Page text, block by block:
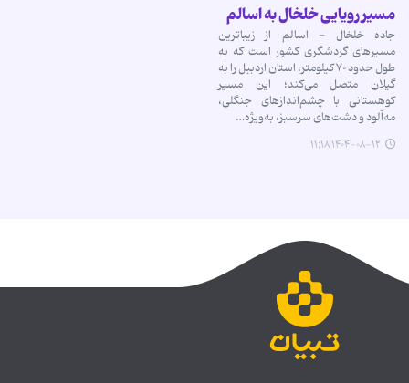
مسیر رویایی خلخال به اسالم
جاده خلخال - اسالم از زیباترین
مسیرهای گردشگری کشور است که به
طول حدود ۷۰ کیلومتر، استان اردبیل را به
گیلان متصل می‌کند؛ این مسیر
کوهستانی با چشم‌اندازهای جنگلی،
مه‌آلود و دشت‌های سرسبز، به‌ویژه…
۱۴۰۴-۰۸-۱۲ ۱۱:۱۸